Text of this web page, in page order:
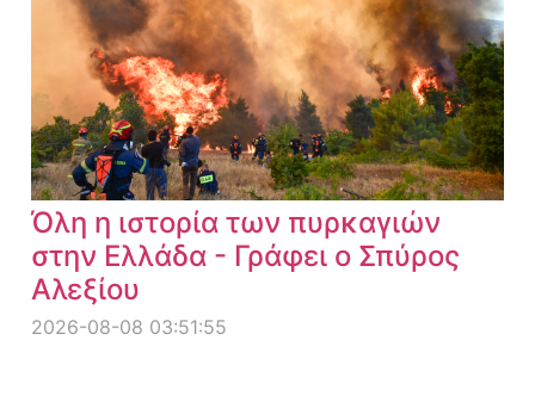
Όλη η ιστορία των πυρκαγιών
στην Ελλάδα - Γράφει ο Σπύρος
Αλεξίου
2026-08-08 03:51:55